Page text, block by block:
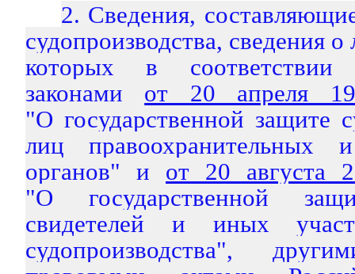
2. Сведения,
судопроизводства, сведения
которых в
законами от 20 апреля
"О государственной защите
лиц правоохранительных
органов" и от 20
"О государственной
свидетелей и иных
судопроизводства",